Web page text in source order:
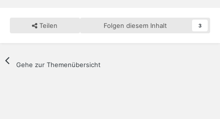
Teilen Folgen diesem Inhalt 3
Gehe zur Themenübersicht